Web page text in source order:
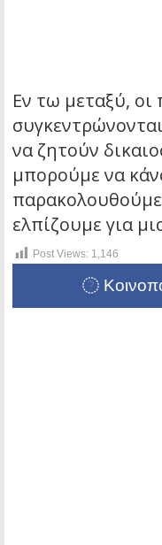
Εν τω μεταξύ, οι
να ζητούν
μπορούμε να
παρακολουθούμε
ελπίζουμε για
Post Views: 1,146